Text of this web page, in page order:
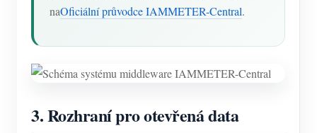
naOficiální průvodce IAMMETER-Central.
3. Rozhraní pro otevřená data